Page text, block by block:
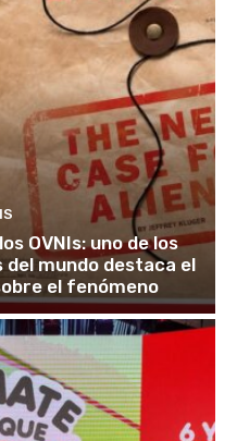
OVNIs: uno de los
mundo destaca el
el fenómeno